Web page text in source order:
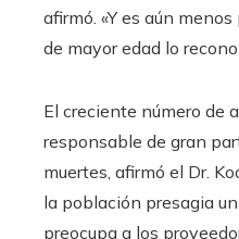
afirmó. «Y es aún
de mayor edad lo
El creciente número de
responsable de gran
muertes, afirmó el Dr.
la población presagia
preocupa a los